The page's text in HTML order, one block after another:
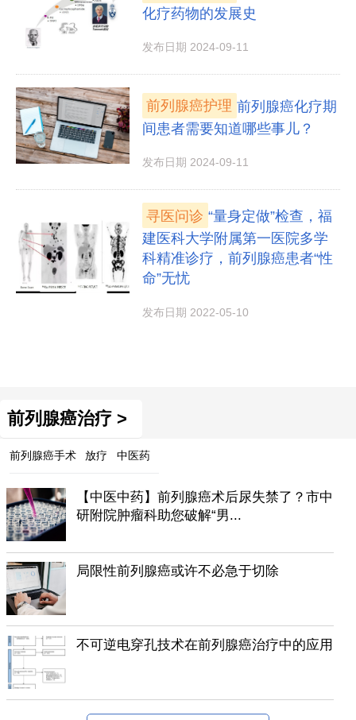
化疗药物的发展史
发布日期 2024-09-11
前列腺癌护理 前列腺癌化疗期
间患者需要知道哪些事儿？
发布日期 2024-09-11
寻医问诊 “量身定做”检查，福
建医科大学附属第一医院多学
科精准诊疗，前列腺癌患者“性
命”无忧
发布日期 2022-05-10
前列腺癌治疗 >
前列腺癌手术 放疗 中医药
【中医中药】前列腺癌术后尿失禁了？市中
研附院肿瘤科助您破解“男...
局限性前列腺癌或许不必急于切除
不可逆电穿孔技术在前列腺癌治疗中的应用